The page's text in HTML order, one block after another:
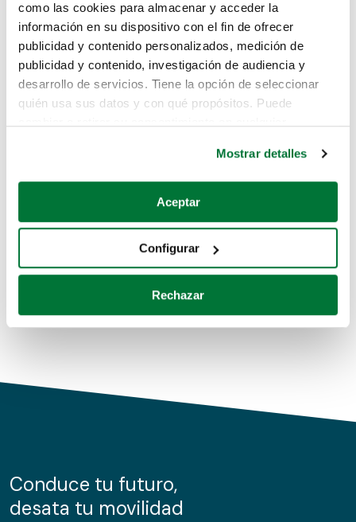
como las cookies para almacenar y acceder la
información en su dispositivo con el fin de ofrecer
publicidad y contenido personalizados, medición de
publicidad y contenido, investigación de audiencia y
desarrollo de servicios. Tiene la opción de seleccionar
quién usa sus datos y con qué propósitos. Puede
Si lo permite, también quisiéramos:
Recopilar información sobre su ubicación geográfica
Identificar su dispositivo analizándolo activamente
para buscar características específicas (huellas
Obtenga más información sobre cómo se procesan sus
de cookies.
información sobre el uso que haga del sitio web con
nuestros partners de redes sociales, publicidad y análisis
Mostrar detalles
Aceptar
Configurar
Rechazar
Lo sentimos, no sabemos como
te hemos traido hasta aquí.
Pero puedes encontrar el coche que estás
buscando en alguno de estos enlaces:
Coches de segunda mano
Coches de km0
Conduce tu futuro,
desata tu movilidad